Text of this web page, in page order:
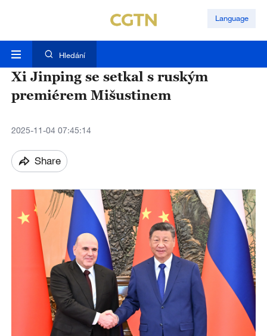
Language
Hledání
Xi Jinping se setkal s ruským
premiérem Mišustinem
2025-11-04 07:45:14
Share